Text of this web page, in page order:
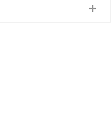
도 척